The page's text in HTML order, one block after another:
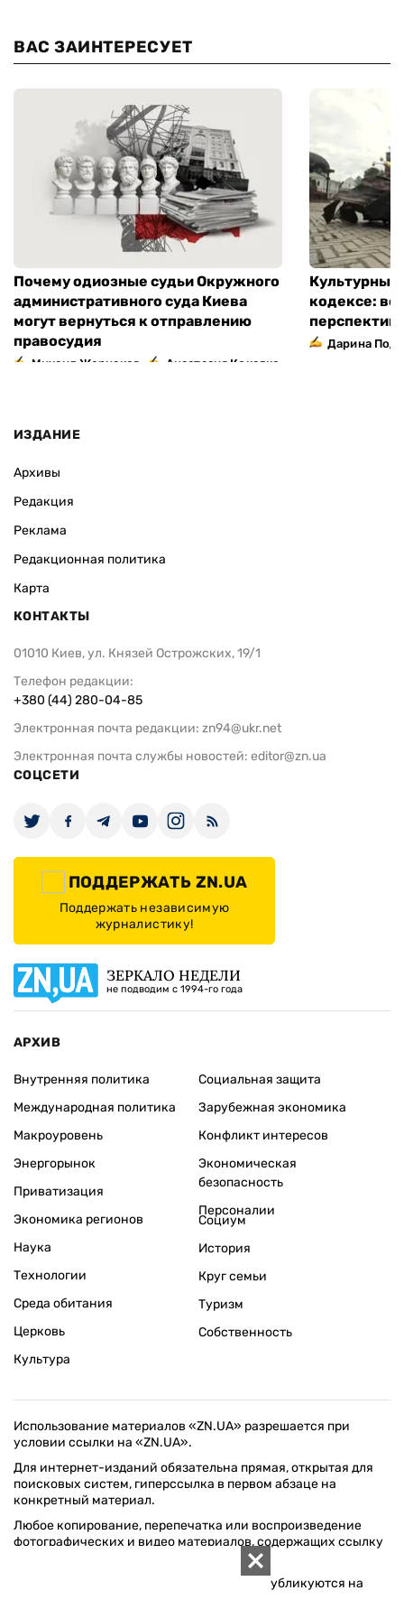
ВАС ЗАИНТЕРЕСУЕТ
Почему одиозные судьи Окружного
административного суда Киева
могут вернуться к отправлению
правосудия
Михаил Жернаков Анастасия Кокалко
Культурный
кодексе:
Дарина
ИЗДАНИЕ
Архивы
Редакция
Реклама
Редакционная политика
Карта
КОНТАКТЫ
01010 Киев, ул. Князей Острожских, 19/1
Телефон редакции:
+380 (44) 280-04-85
Электронная почта редакции: zn94@ukr.net
Электронная почта службы новостей: editor@zn.ua
СОЦСЕТИ
ПОДДЕРЖАТЬ ZN.UA
Поддержать независимую
журналистику!
ЗЕРКАЛО НЕДЕЛИ
не подводим с 1994-го года
АРХИВ
Внутренняя политика
Международная политика
Макроуровень
Энергорынок
Приватизация
Экономика регионов
Социальная защита
Зарубежная экономика
Конфликт интересов
Экономическая
безопасность
Персоналии
Наука
Технологии
Среда обитания
Церковь
Культура
Социум
История
Круг семьи
Туризм
Собственность
Использование материалов «ZN.UA» разрешается при
условии ссылки на «ZN.UA».
Для интернет-изданий обязательна прямая, открытая для
поисковых систем, гиперссылка в первом абзаце на
конкретный материал.
Любое копирование, перепечатка или воспроизведение
фотографических и видео материалов, содержащих ссылку
Материалы в блоке "Новости компаний" публикуются на